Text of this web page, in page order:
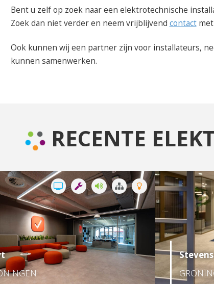
Bent u zelf op zoek naar een elektrotechnische
Zoek dan niet verder en neem vrijblijvend contactmet
Ook kunnen wij een partner zijn voor installateurs,
kunnen samenwerken.
RECENTE